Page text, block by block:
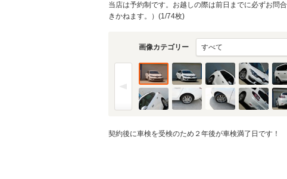
当店は予約制です。お越しの際は前日までに必ずお問
きかねます。）(1/74枚)
画像カテゴリー
契約後に車検を受検のため２年後が車検満了日です！